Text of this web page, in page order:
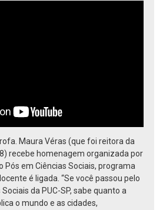
Maura Véras (que foi reitora da
recebe homenagem organizada por
Pós em Ciências Sociais, programa
é ligada. “Se você passou pelo
da PUC-SP, sabe quanto a
o mundo e as cidades,